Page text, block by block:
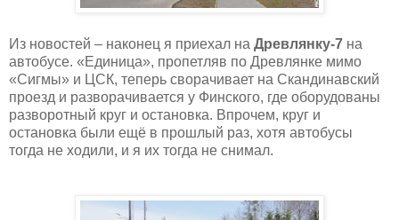
Из новостей – наконец я приехал на Древлянку-7 на
автобусе. «Единица», пропетляв по Древлянке мимо
«Сигмы» и ЦСК, теперь сворачивает на Скандинавский
проезд и разворачивается у Финского, где оборудованы
разворотный круг и остановка. Впрочем, круг и
остановка были ещё в прошлый раз, хотя автобусы
тогда не ходили, и я их тогда не снимал.